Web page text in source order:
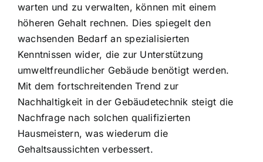
warten und zu verwalten, können mit einem
höheren Gehalt rechnen. Dies spiegelt den
wachsenden Bedarf an spezialisierten
Kenntnissen wider, die zur Unterstützung
umweltfreundlicher Gebäude benötigt werden.
Mit dem fortschreitenden Trend zur
Nachhaltigkeit in der Gebäudetechnik steigt die
Nachfrage nach solchen qualifizierten
Hausmeistern, was wiederum die
Gehaltsaussichten verbessert.